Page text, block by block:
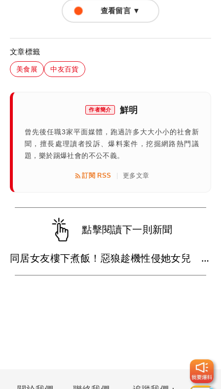
查看留言 ▼
文章標籤
美食展 中友百貨
作者簡介 鮮明
曾先後任職3家平面媒體，跑過許多大大小小的社會新
聞，擅長處理讀者投訴、爆料案件，挖掘網路熱門議
題，樂於踢爆社會的不公不義。
訂閱 RSS 更多文章
點擊閱讀下一則新聞
同居女友樓下煮飯！惡狼趁機性侵她女兒 被抓包秒跪大腿求情